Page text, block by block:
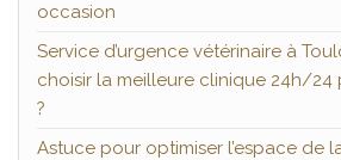
occasion
Service d’urgence vétérinaire à
choisir la meilleure clinique 24h/24
?
Astuce pour optimiser l’espace de